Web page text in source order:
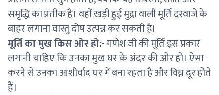
समृद्धि का प्रतीक है। वहीं खड़ी हुई मुद्रा वाली मूर्ति दरवाजे के
बाहर लगाना वास्तु दोष उत्पन्न कर सकती है।
मूर्ति का मुख किस ओर हो:- गणेश जी की मूर्ति इस प्रकार
लगानी चाहिए कि उनका मुख घर के अंदर की ओर हो। ऐसा
करने से उनका आशीर्वाद घर में बना रहता है और विघ्न दूर होते
हैं।